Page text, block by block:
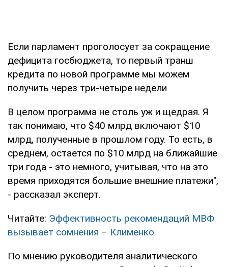
Если парламент проголосует за сокращение
дефицита госбюджета, то первый транш
кредита по новой программе мы можем
получить через три-четыре недели
В целом программа не столь уж и щедрая. Я
так понимаю, что $40 млрд включают $10
млрд, полученные в прошлом году. То есть, в
среднем, остается по $10 млрд на ближайшие
три года - это немного, учитывая, что на это
время приходятся большие внешние платежи",
- рассказал эксперт.
Читайте: Эффективность рекомендаций МВФ
вызывает сомнения – Клименко
По мнению руководителя аналитического